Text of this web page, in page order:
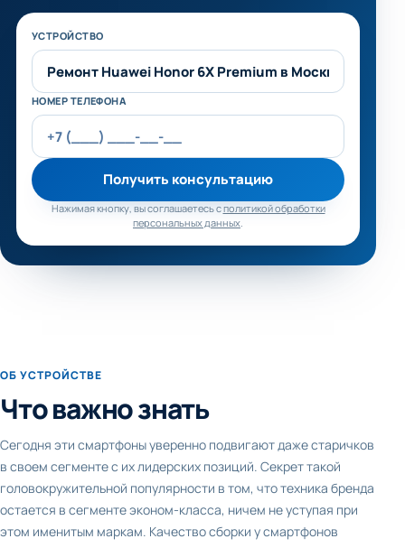
Не заполняйте это поле
УСТРОЙСТВО
НОМЕР ТЕЛЕФОНА
Получить консультацию
Нажимая кнопку, вы соглашаетесь сполитикой обработки
персональных данных.
ОБ УСТРОЙСТВЕ
Что важно знать
Сегодня эти смартфоны уверенно подвигают даже старичков
в своем сегменте с их лидерских позиций. Секрет такой
головокружительной популярности в том, что техника бренда
остается в сегменте эконом-класса, ничем не уступая при
этом именитым маркам. Качество сборки у смартфонов